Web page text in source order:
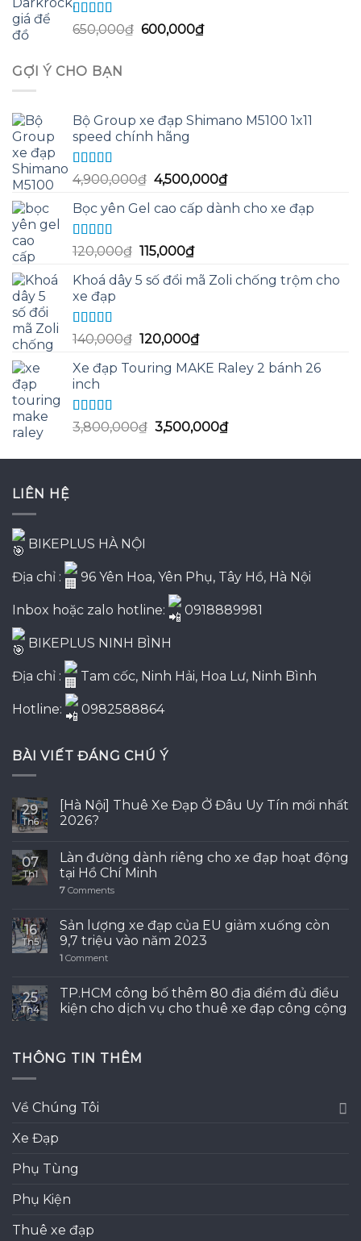
Được xếp
hạng
5
650,000₫ Giá
600,000₫Giá
GỢI Ý CHO BẠN
Bộ Group xe đạp Shimano M5100 1x11
speed chính hãng
Được xếp
hạng
5.00
sao
4,900,000₫ Giá
là:
4,500,000₫Giá
tại
Bọc yên Gel cao cấp dành cho xe đạp
Được xếp
hạng
5
sao
120,000₫ Giá
là:
115,000₫Giá
tại
Khoá dây 5 số đổi mã Zoli chống trộm cho
xe đạp
Được xếp
hạng
5
sao
140,000₫ Giá
là:
120,000₫Giá
tại
Xe đạp Touring MAKE Raley 2 bánh 26
inch
Được xếp
hạng
5.00
3,800,000₫ Giá
là:
3,500,000₫Giá
tại
LIÊN HỆ
BIKEPLUS HÀ NỘI
Địa chỉ : 96 Yên Hoa, Yên Phụ, Tây Hồ, Hà Nội
Inbox hoặc zalo hotline: 0918889981
BIKEPLUS NINH BÌNH
Địa chỉ : Tam cốc, Ninh Hải, Hoa Lư, Ninh Bình
Hotline: 0982588864
BÀI VIẾT ĐÁNG CHÚ Ý
29
Th6
[Hà Nội] Thuê Xe Đạp Ở Đâu Uy Tín mới nhất
2026?
07
Th1
Làn đường dành riêng cho xe đạp hoạt động
tại Hồ Chí Minh
7 Comments
16
Th5
Sản lượng xe đạp của EU giảm xuống còn
9,7 triệu vào năm 2023
1 Comment
25
Th4
TP.HCM công bố thêm 80 địa điểm đủ điều
kiện cho dịch vụ cho thuê xe đạp công cộng
THÔNG TIN THÊM
Về Chúng Tôi
Xe Đạp
Phụ Tùng
Phụ Kiện
Thuê xe đạp